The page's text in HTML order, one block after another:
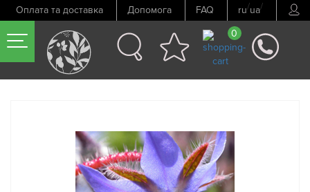
Оплата та доставка Допомога FAQ ru/ua/
0
Попередній товар Наступний товар